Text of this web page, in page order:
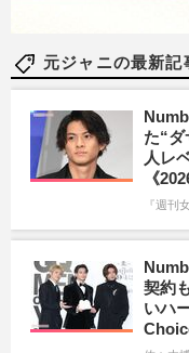
元ジャニの最新記
た“
人レ
《
『週刊
契約
いハ